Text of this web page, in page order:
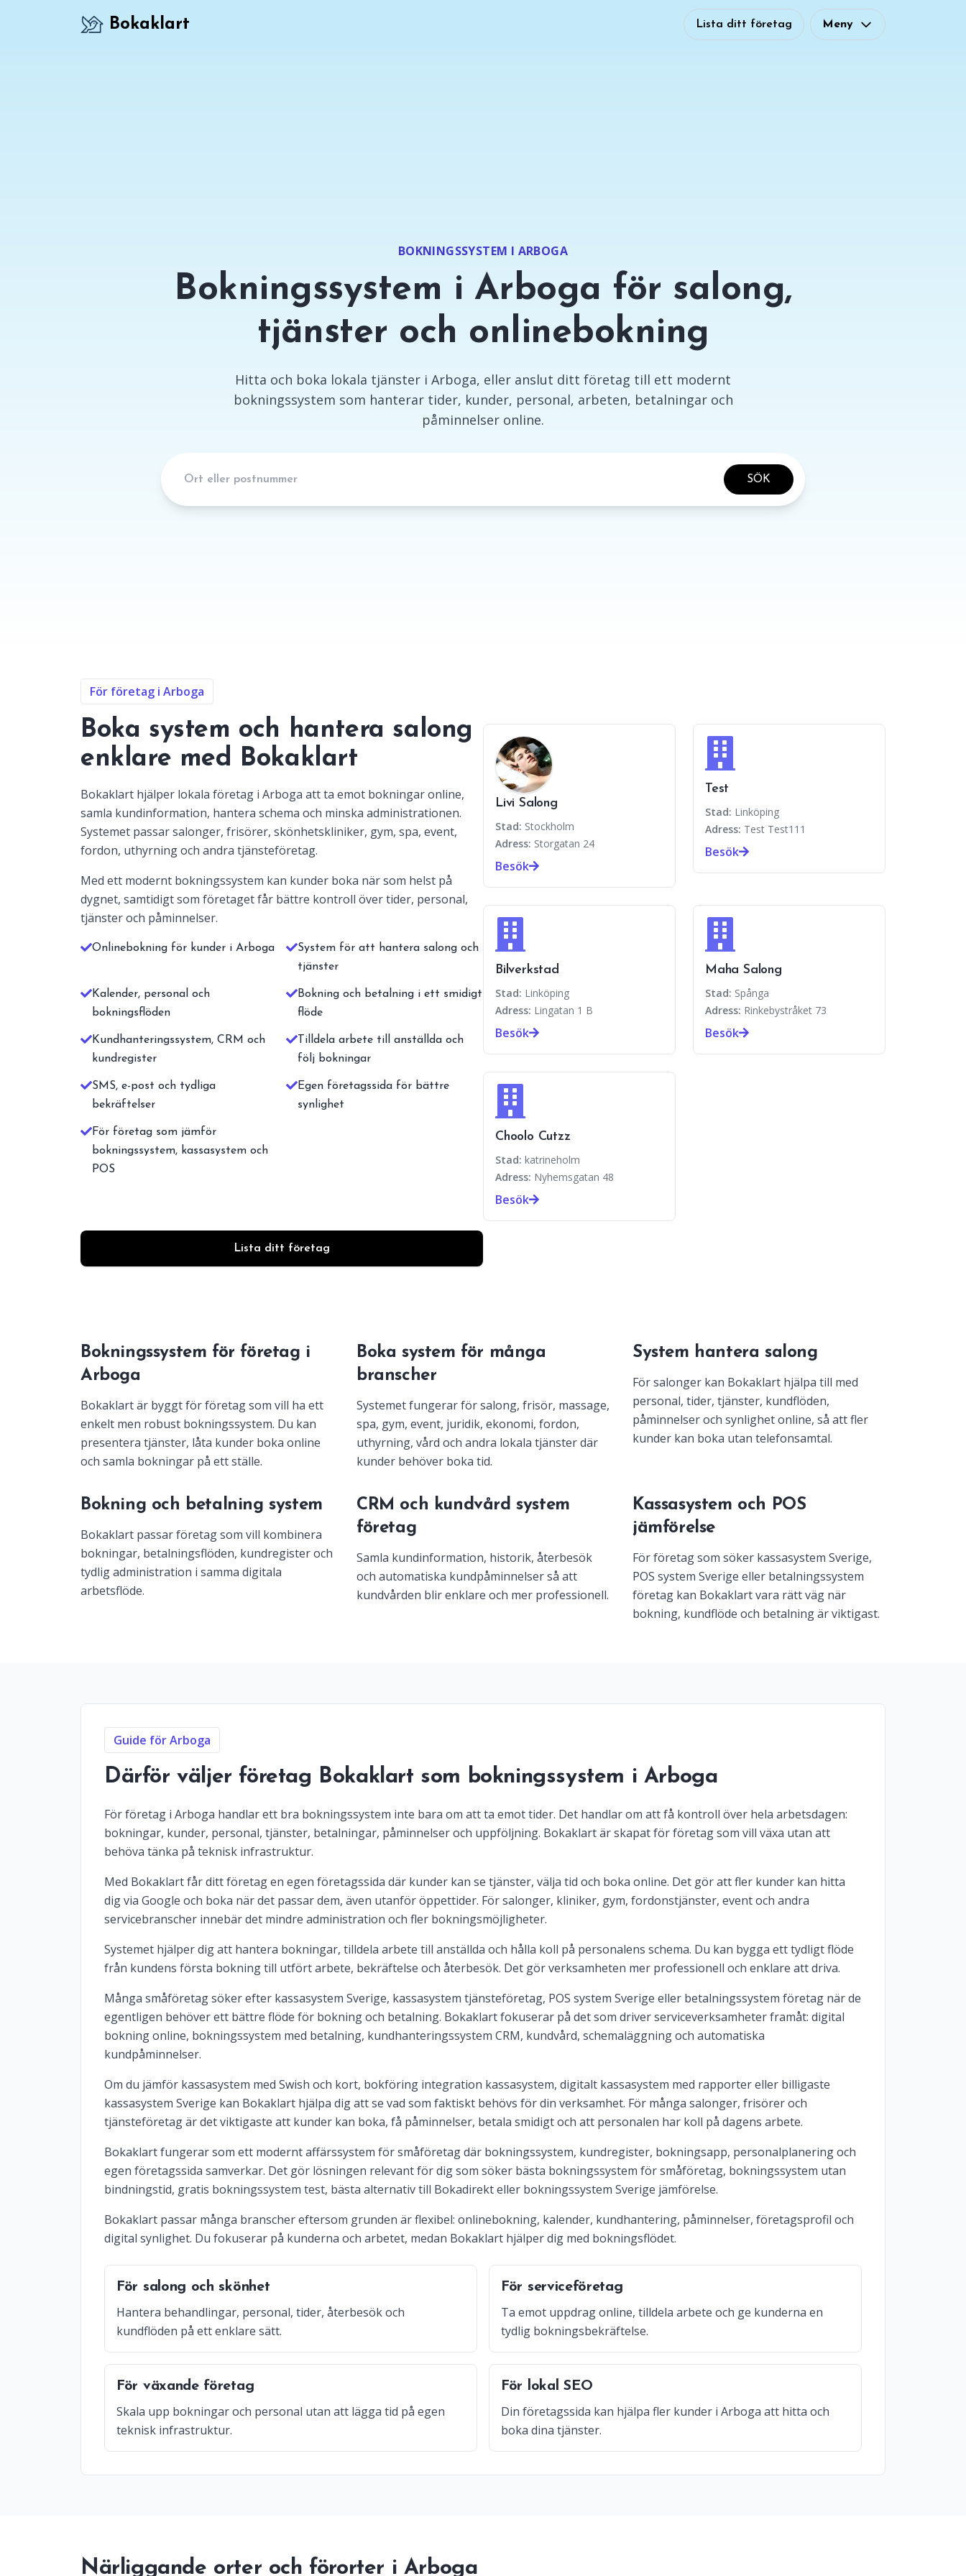
Bokaklart Lista ditt företag Meny
BOKNINGSSYSTEM I ARBOGA
Bokningssystem i Arboga för salong,
tjänster och onlinebokning
Hitta och boka lokala tjänster i Arboga, eller anslut ditt företag till ett modernt
bokningssystem som hanterar tider, kunder, personal, arbeten, betalningar och
påminnelser online.
SÖK
För företag i Arboga
Boka system och hantera salong
enklare med Bokaklart
Bokaklart hjälper lokala företag i Arboga att ta emot bokningar online,
samla kundinformation, hantera schema och minska administrationen.
Systemet passar salonger, frisörer, skönhetskliniker, gym, spa, event,
fordon, uthyrning och andra tjänsteföretag.
Med ett modernt bokningssystem kan kunder boka när som helst på
dygnet, samtidigt som företaget får bättre kontroll över tider, personal,
tjänster och påminnelser.
Onlinebokning för kunder i Arboga
System för att hantera salong och
tjänster
Kalender, personal och
bokningsflöden
Bokning och betalning i ett smidigt
flöde
Kundhanteringssystem, CRM och
kundregister
Tilldela arbete till anställda och
följ bokningar
SMS, e-post och tydliga
bekräftelser
Egen företagssida för bättre
synlighet
För företag som jämför
bokningssystem, kassasystem och
POS
Lista ditt företag
Livi Salong
Stad: Stockholm
Adress: Storgatan 24
Besök
Test
Stad: Linköping
Adress: Test Test111
Besök
Bilverkstad
Stad: Linköping
Adress: Lingatan 1 B
Besök
Maha Salong
Stad: Spånga
Adress: Rinkebystråket 73
Besök
Choolo Cutzz
Stad: katrineholm
Adress: Nyhemsgatan 48
Besök
Bokningssystem för företag i
Arboga
Bokaklart är byggt för företag som vill ha ett
enkelt men robust bokningssystem. Du kan
presentera tjänster, låta kunder boka online
och samla bokningar på ett ställe.
Boka system för många
branscher
Systemet fungerar för salong, frisör, massage,
spa, gym, event, juridik, ekonomi, fordon,
uthyrning, vård och andra lokala tjänster där
kunder behöver boka tid.
System hantera salong
För salonger kan Bokaklart hjälpa till med
personal, tider, tjänster, kundflöden,
påminnelser och synlighet online, så att fler
kunder kan boka utan telefonsamtal.
Bokning och betalning system
Bokaklart passar företag som vill kombinera
bokningar, betalningsflöden, kundregister och
tydlig administration i samma digitala
arbetsflöde.
CRM och kundvård system
företag
Samla kundinformation, historik, återbesök
och automatiska kundpåminnelser så att
kundvården blir enklare och mer professionell.
Kassasystem och POS
jämförelse
För företag som söker kassasystem Sverige,
POS system Sverige eller betalningssystem
företag kan Bokaklart vara rätt väg när
bokning, kundflöde och betalning är viktigast.
Guide för Arboga
Därför väljer företag Bokaklart som bokningssystem i Arboga
För företag i Arboga handlar ett bra bokningssystem inte bara om att ta emot tider. Det handlar om att få kontroll över hela arbetsdagen:
bokningar, kunder, personal, tjänster, betalningar, påminnelser och uppföljning. Bokaklart är skapat för företag som vill växa utan att
behöva tänka på teknisk infrastruktur.
Med Bokaklart får ditt företag en egen företagssida där kunder kan se tjänster, välja tid och boka online. Det gör att fler kunder kan hitta
dig via Google och boka när det passar dem, även utanför öppettider. För salonger, kliniker, gym, fordonstjänster, event och andra
servicebranscher innebär det mindre administration och fler bokningsmöjligheter.
Systemet hjälper dig att hantera bokningar, tilldela arbete till anställda och hålla koll på personalens schema. Du kan bygga ett tydligt flöde
från kundens första bokning till utfört arbete, bekräftelse och återbesök. Det gör verksamheten mer professionell och enklare att driva.
Många småföretag söker efter kassasystem Sverige, kassasystem tjänsteföretag, POS system Sverige eller betalningssystem företag när de
egentligen behöver ett bättre flöde för bokning och betalning. Bokaklart fokuserar på det som driver serviceverksamheter framåt: digital
bokning online, bokningssystem med betalning, kundhanteringssystem CRM, kundvård, schemaläggning och automatiska
kundpåminnelser.
Om du jämför kassasystem med Swish och kort, bokföring integration kassasystem, digitalt kassasystem med rapporter eller billigaste
kassasystem Sverige kan Bokaklart hjälpa dig att se vad som faktiskt behövs för din verksamhet. För många salonger, frisörer och
tjänsteföretag är det viktigaste att kunder kan boka, få påminnelser, betala smidigt och att personalen har koll på dagens arbete.
Bokaklart fungerar som ett modernt affärssystem för småföretag där bokningssystem, kundregister, bokningsapp, personalplanering och
egen företagssida samverkar. Det gör lösningen relevant för dig som söker bästa bokningssystem för småföretag, bokningssystem utan
bindningstid, gratis bokningssystem test, bästa alternativ till Bokadirekt eller bokningssystem Sverige jämförelse.
Bokaklart passar många branscher eftersom grunden är flexibel: onlinebokning, kalender, kundhantering, påminnelser, företagsprofil och
digital synlighet. Du fokuserar på kunderna och arbetet, medan Bokaklart hjälper dig med bokningsflödet.
För salong och skönhet
Hantera behandlingar, personal, tider, återbesök och
kundflöden på ett enklare sätt.
För serviceföretag
Ta emot uppdrag online, tilldela arbete och ge kunderna en
tydlig bokningsbekräftelse.
För växande företag
Skala upp bokningar och personal utan att lägga tid på egen
teknisk infrastruktur.
För lokal SEO
Din företagssida kan hjälpa fler kunder i Arboga att hitta och
boka dina tjänster.
Närliggande orter och förorter i Arboga